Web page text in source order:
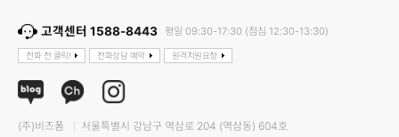
고객센터 1588-8443 평일 09:30-17:30 (점심 12:30-13:30)
전화 전 클릭! 전화상담 예약 원격지원요청
(주)비즈폼
서울특별시 강남구 역삼로 204 (역삼동) 604호